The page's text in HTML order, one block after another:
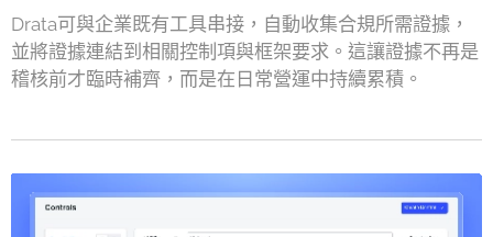
Drata可與企業既有工具串接，自動收集合規所需證據，
並將證據連結到相關控制項與框架要求。這讓證據不再是
稽核前才臨時補齊，而是在日常營運中持續累積。